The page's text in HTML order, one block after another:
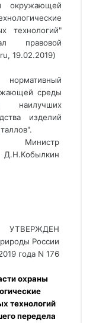
окружающей
технологий"
правовой
19.02.2019)
среды
наилучших
изделий
Министр
Д.Н.Кобылкин
УТВЕРЖДЕН
России
года N 176
технологий
передела